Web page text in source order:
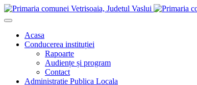
Acasa
Conducerea instituției
Rapoarte
Audiențe și program
Contact
Administratie Publica Locala